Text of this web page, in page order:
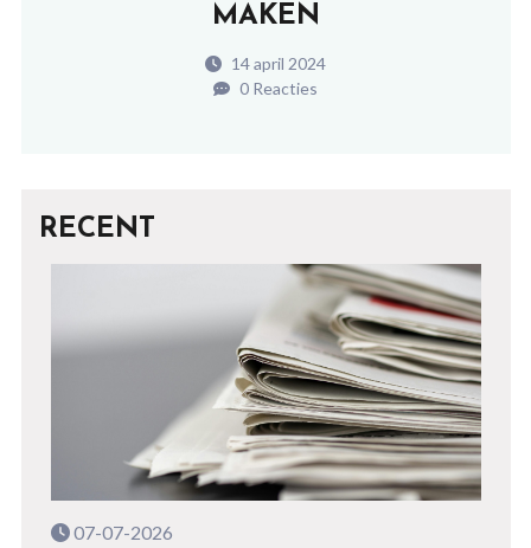
MAKEN
14 april 2024
0 Reacties
RECENT
07-07-2026